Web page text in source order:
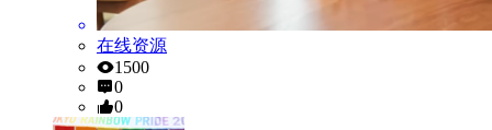
在线资源
1500
0
0